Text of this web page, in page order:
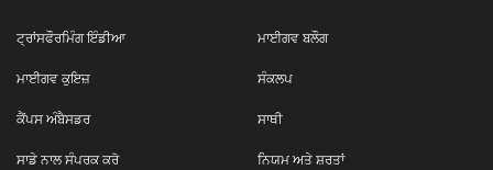
ਟ੍ਰਾਂਸਫੌਰਮਿੰਗ ਇੰਡੀਆ ਮਾਈਗਵ ਬਲੌਗ
ਮਾਈਗਵ ਕੁਇਜ਼ ਸੰਕਲਪ
ਕੈਂਪਸ ਅੰਬੈਸਡਰ ਸਾਥੀ
ਸਾਡੇ ਨਾਲ ਸੰਪਰਕ ਕਰੋ ਨਿਯਮ ਅਤੇ ਸ਼ਰਤਾਂ